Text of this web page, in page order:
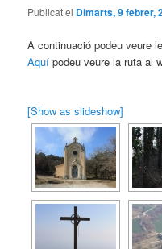
Publicat el Dimarts, 9 febrer,
A continuació podeu veure
Aquí podeu veure la ruta al
[Show as slideshow]